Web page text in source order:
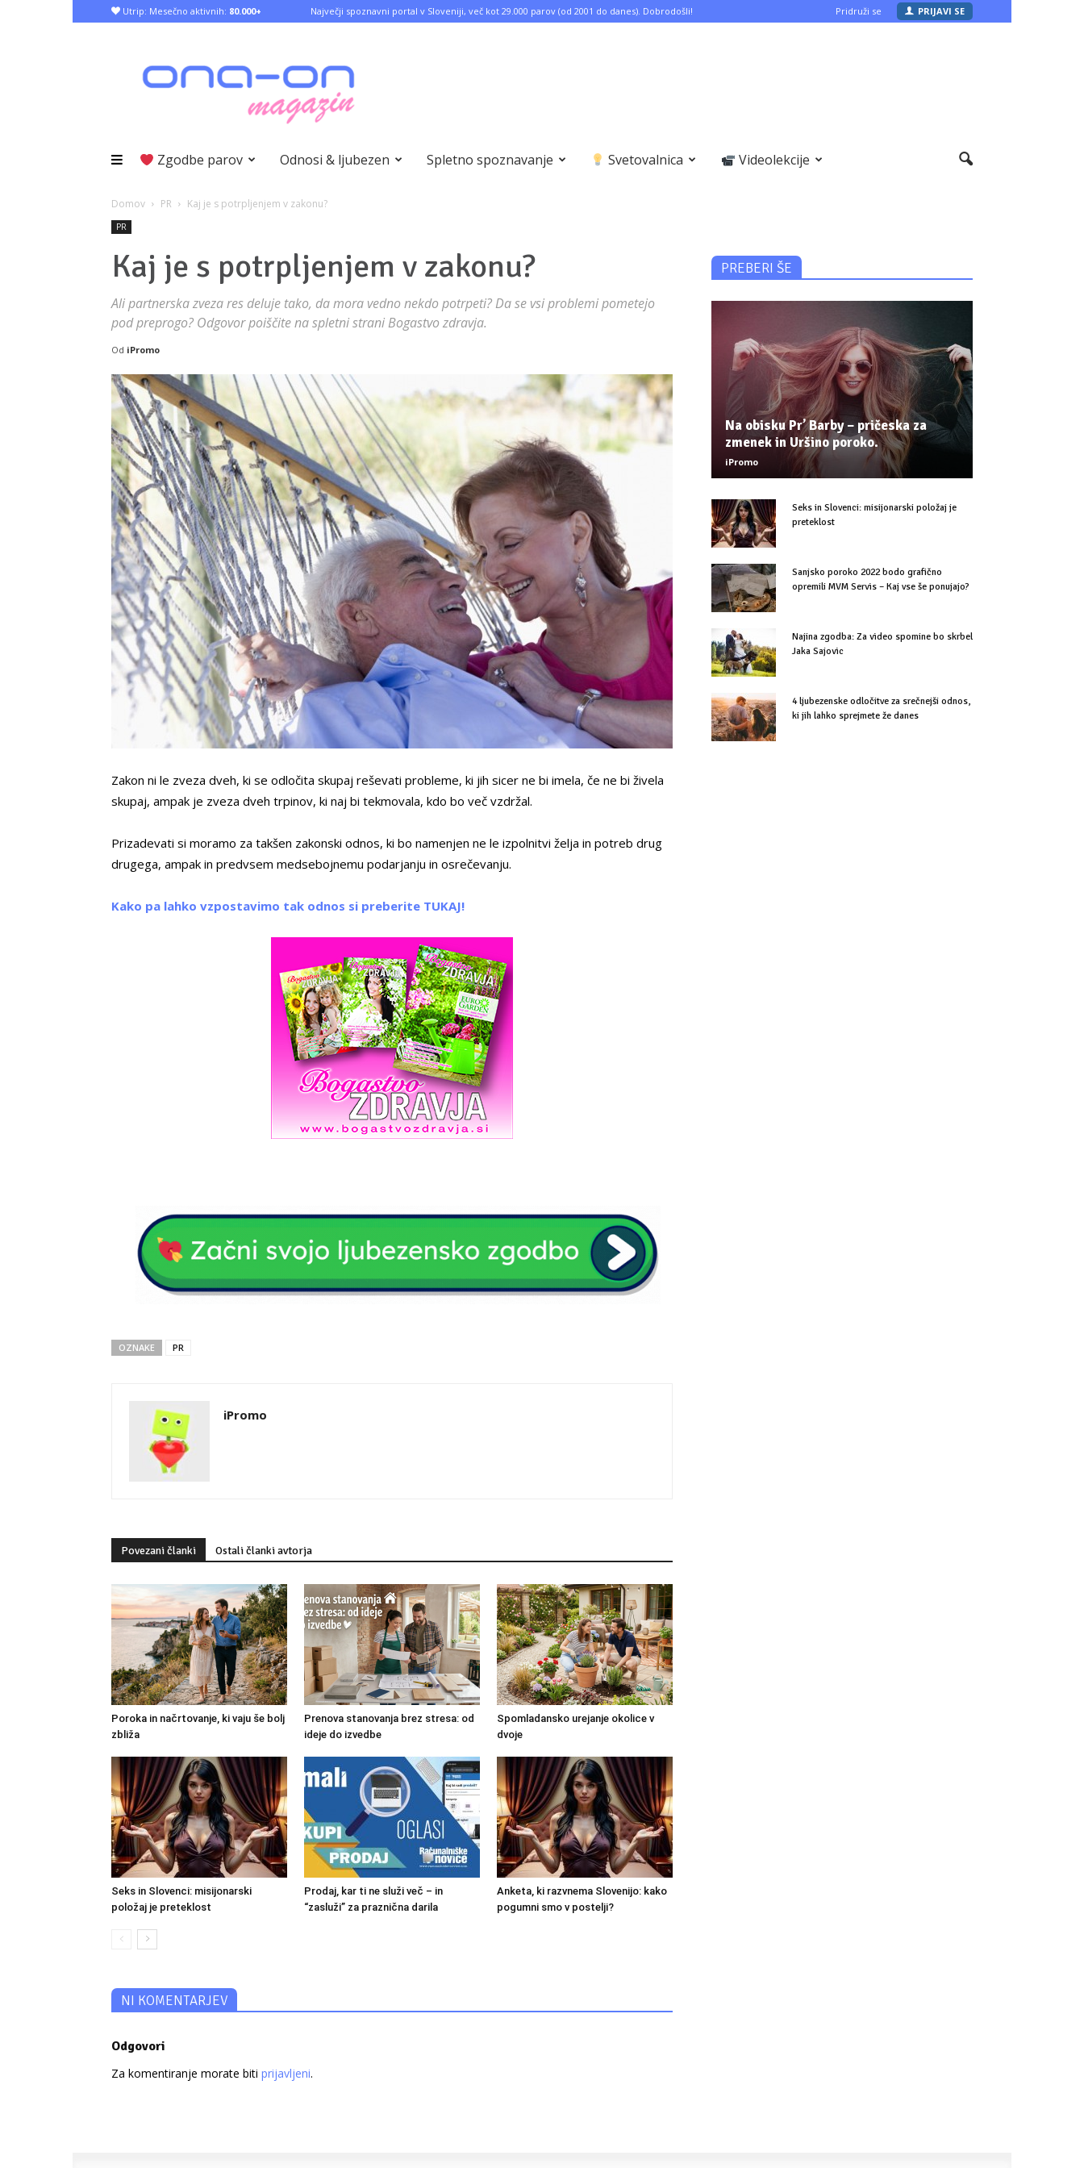
Utrip: Mesečno aktivnih: 80.000+ Največji spoznavni portal v Sloveniji, več kot 29.000 parov (od 2001 do danes). Dobrodošli! Pridruži se PRIJAVI SE
Zgodbe parov Odnosi & ljubezen Spletno spoznavanje Svetovalnica Videolekcije
Domov PR Kaj je s potrpljenjem v zakonu?
PR
Kaj je s potrpljenjem v zakonu?
Ali partnerska zveza res deluje tako, da mora vedno nekdo potrpeti? Da se vsi problemi pometejo
pod preprogo? Odgovor poiščite na spletni strani Bogastvo zdravja.
Od iPromo
Zakon ni le zveza dveh, ki se odločita skupaj reševati probleme, ki jih sicer ne bi imela, če ne bi živela
skupaj, ampak je zveza dveh trpinov, ki naj bi tekmovala, kdo bo več vzdržal.
Prizadevati si moramo za takšen zakonski odnos, ki bo namenjen ne le izpolnitvi želja in potreb drug
drugega, ampak in predvsem medsebojnemu podarjanju in osrečevanju.
Kako pa lahko vzpostavimo tak odnos si preberite TUKAJ!
OZNAKE PR
iPromo
Povezani članki Ostali članki avtorja
Poroka in načrtovanje, ki vaju še bolj
zbliža
Prenova stanovanja brez stresa: od
ideje do izvedbe
Spomladansko urejanje okolice v
dvoje
Seks in Slovenci: misijonarski
položaj je preteklost
Prodaj, kar ti ne služi več – in
“zasluži” za praznična darila
Anketa, ki razvnema Slovenijo: kako
pogumni smo v postelji?
NI KOMENTARJEV
Odgovori
Za komentiranje morate biti prijavljeni.
PREBERI ŠE
Na obisku Pr’ Barby – pričeska za
zmenek in Uršino poroko.
iPromo
Seks in Slovenci: misijonarski položaj je
preteklost
Sanjsko poroko 2022 bodo grafično
opremili MVM Servis – Kaj vse še ponujajo?
Najina zgodba: Za video spomine bo skrbel
Jaka Sajovic
4 ljubezenske odločitve za srečnejši odnos,
ki jih lahko sprejmete že danes